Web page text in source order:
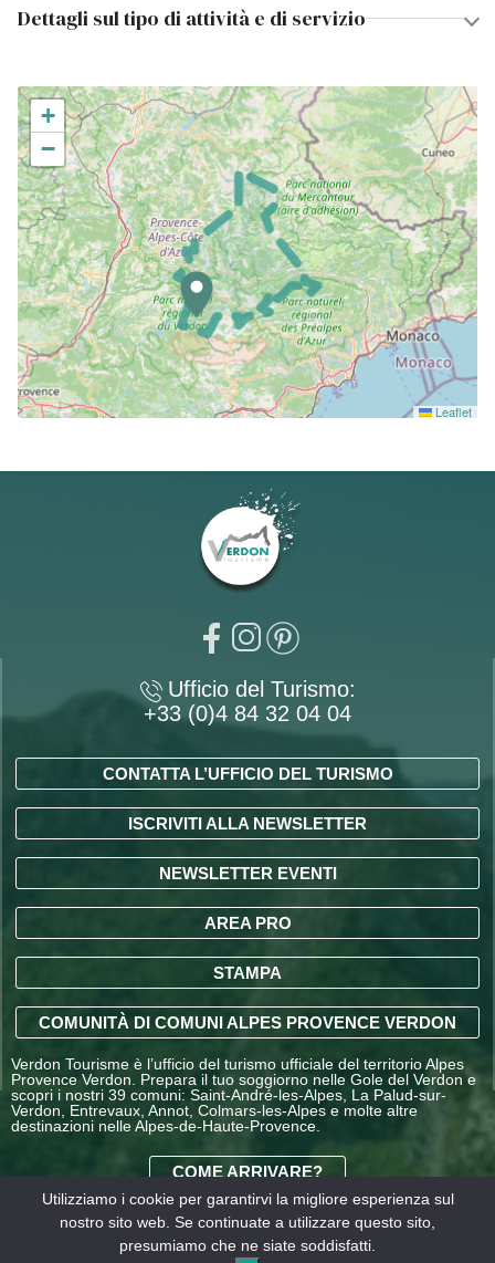
Dettagli sul tipo di attività e di servizio
+
−
Leaflet
Ufficio del Turismo:
+33 (0)4 84 32 04 04
CONTATTA L’UFFICIO DEL TURISMO
ISCRIVITI ALLA NEWSLETTER
NEWSLETTER EVENTI
AREA PRO
STAMPA
COMUNITÀ DI COMUNI ALPES PROVENCE VERDON
Verdon Tourisme è l’ufficio del turismo ufficiale del territorio Alpes
Provence Verdon. Prepara il tuo soggiorno nelle Gole del Verdon e
scopri i nostri 39 comuni: Saint-André-les-Alpes, La Palud-sur-
Verdon, Entrevaux, Annot, Colmars-les-Alpes e molte altre
destinazioni nelle Alpes-de-Haute-Provence.
COME ARRIVARE?
CONDIZIONI GENERALI
DI VENDITA OFFICE DE
Utilizziamo i cookie per garantirvi la migliore esperienza sul
nostro sito web. Se continuate a utilizzare questo sito,
presumiamo che ne siate soddisfatti.